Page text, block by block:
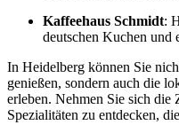
Kaffeehaus Schmidt:
deutschen Kuchen und
In Heidelberg können Sie
genießen, sondern auch die
erleben. Nehmen Sie sich die
Spezialitäten zu entdecken,